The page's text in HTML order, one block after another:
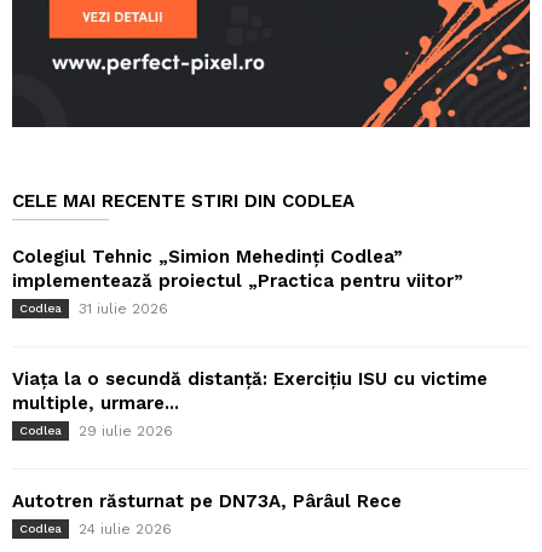
CELE MAI RECENTE STIRI DIN CODLEA
Colegiul Tehnic „Simion Mehedinți Codlea”
implementează proiectul „Practica pentru viitor”
Codlea 31 iulie 2026
Viața la o secundă distanță: Exercițiu ISU cu victime
multiple, urmare...
Codlea 29 iulie 2026
Autotren răsturnat pe DN73A, Pârâul Rece
Codlea 24 iulie 2026